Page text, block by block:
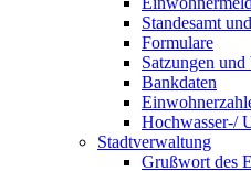
Standesamt
Formulare
Satzungen
Bankdaten
Hochwasser-/
Stadtverwaltung
Grußwort des